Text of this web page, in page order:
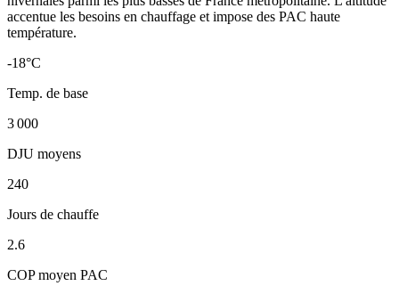
accentue les besoins en chauffage et impose des PAC haute
température.
-18°C
Temp. de base
3 000
DJU moyens
240
Jours de chauffe
2.6
COP moyen PAC